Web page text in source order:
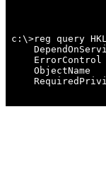
c:\>reg query
ErrorControl
ObjectName